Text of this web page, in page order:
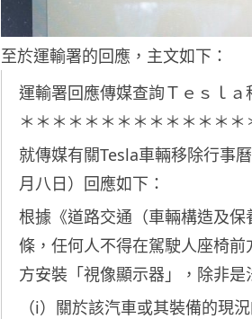
至於運輸署的回應，主文如下：
運輸署回應傳媒查詢Ｔｅｓｌａ
＊＊＊＊＊＊＊＊＊＊＊＊＊＊
就傳媒有關Tesla車輛移除行事
月八日）回應如下：
根據《道路交通（車輛構造及
條，任何人不得在駕駛人座椅
方安裝「視像顯示器」，除非是
（i）關於該汽車或其裝備的現